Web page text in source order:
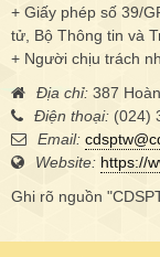
+ Giấy phép số 39/
tử, Bộ Thông tin và
+ Người chịu trách
Địa chỉ: 387
Điện thoại: (024)
Email:
Website: https://
Ghi rõ nguồn